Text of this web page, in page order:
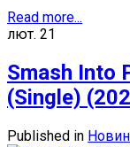
Read more...
лют. 21
Smash Into
(Single)
Published in